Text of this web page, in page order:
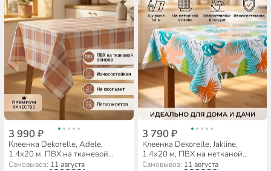
3 990 ₽
Клеенка Dekorelle, Adele,
1.4х20 м, ПВХ на тканевой
основе, A594
Самовывоз: 11 августа
3 790 ₽
Клеенка Dekorelle, Jakline,
1.4х20 м, ПВХ на нетканой
основе, 485
Самовывоз: 11 августа